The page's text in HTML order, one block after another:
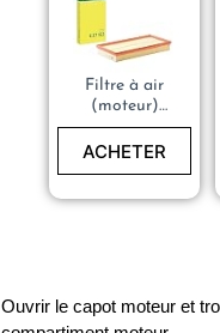
Filtre à air
(moteur)
MANN-
FILTER C 37
ACHETER
Ouvrir le capot moteur et